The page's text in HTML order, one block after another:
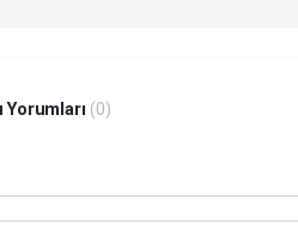
Yorumları (0)